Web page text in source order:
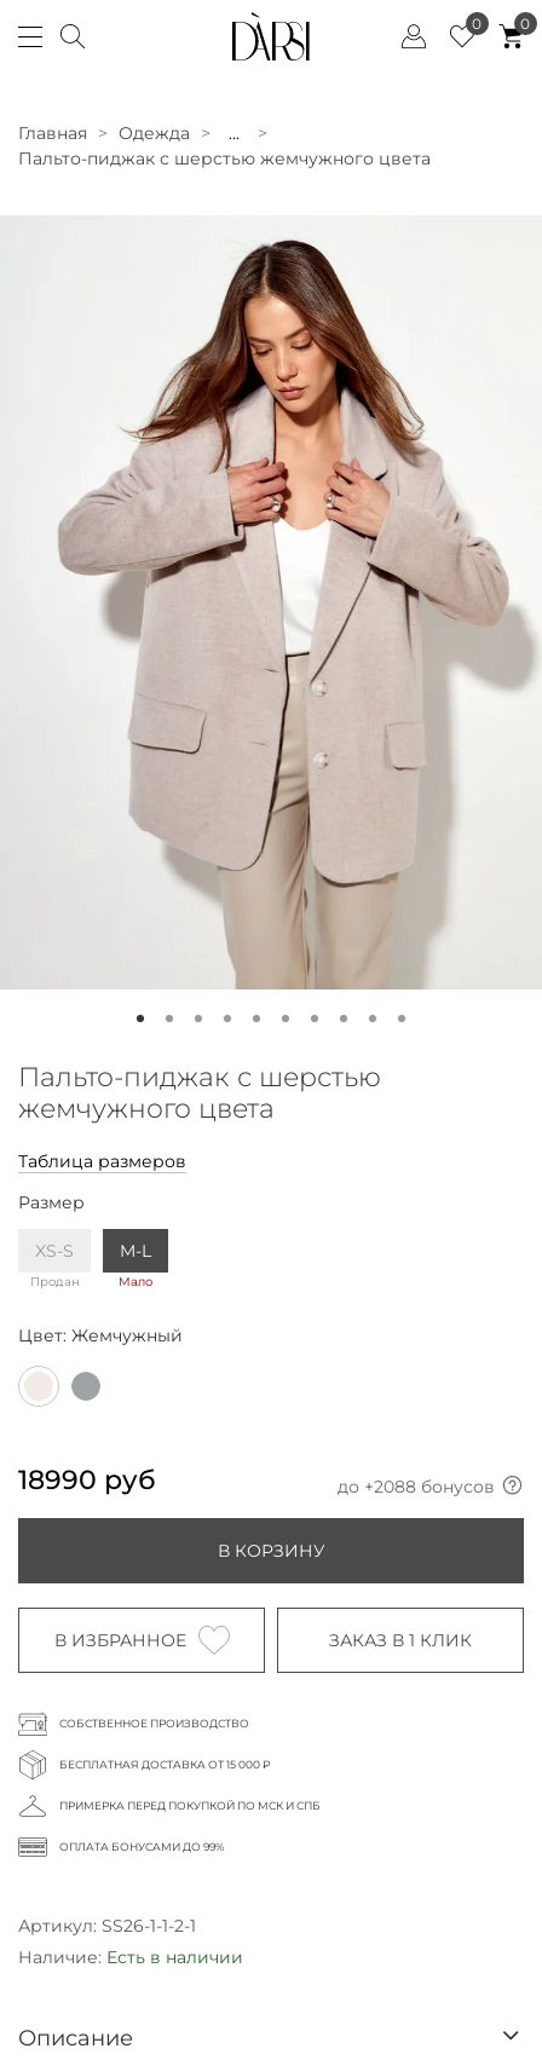
0 0
Главная Одежда
...
Пальто-пиджак с шерстью жемчужного цвета
Пальто-пиджак с шерстью
жемчужного цвета
Таблица размеров
Размер
XS-S
Продан
M-L
Мало
Цвет: Жемчужный
18990 руб до +2088 бонусов
В КОРЗИНУ
В ИЗБРАННОЕ ЗАКАЗ В 1 КЛИК
СОБСТВЕННОЕ ПРОИЗВОДСТВО
БЕСПЛАТНАЯ ДОСТАВКА ОТ 15 000 ₽
ПРИМЕРКА ПЕРЕД ПОКУПКОЙ ПО МСК И СПБ
ОПЛАТА БОНУСАМИ ДО 99%
Артикул: SS26-1-1-2-1
Наличие: Есть в наличии
Описание